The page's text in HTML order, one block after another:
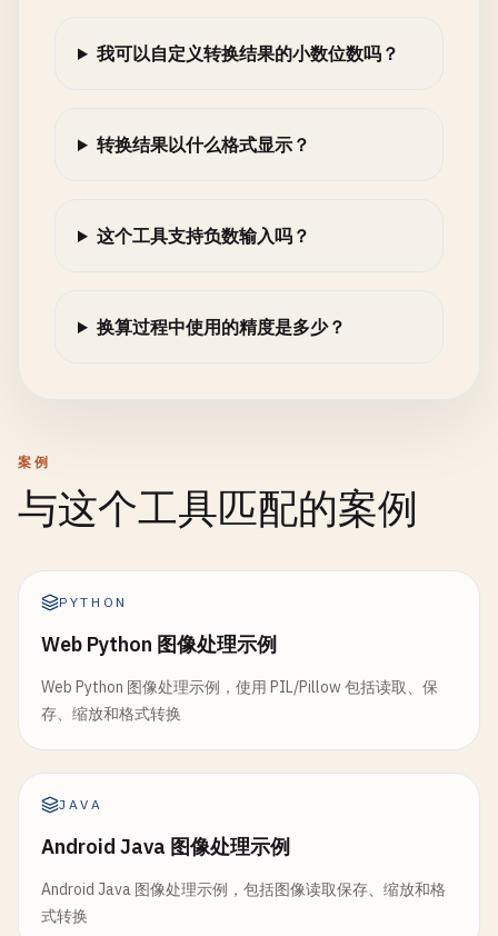
我可以自定义转换结果的小数位数吗？
转换结果以什么格式显示？
这个工具支持负数输入吗？
换算过程中使用的精度是多少？
案例
与这个工具匹配的案例
PYTHON
Web Python 图像处理示例
Web Python 图像处理示例，使用 PIL/Pillow 包括读取、保
存、缩放和格式转换
JAVA
Android Java 图像处理示例
Android Java 图像处理示例，包括图像读取保存、缩放和格
式转换